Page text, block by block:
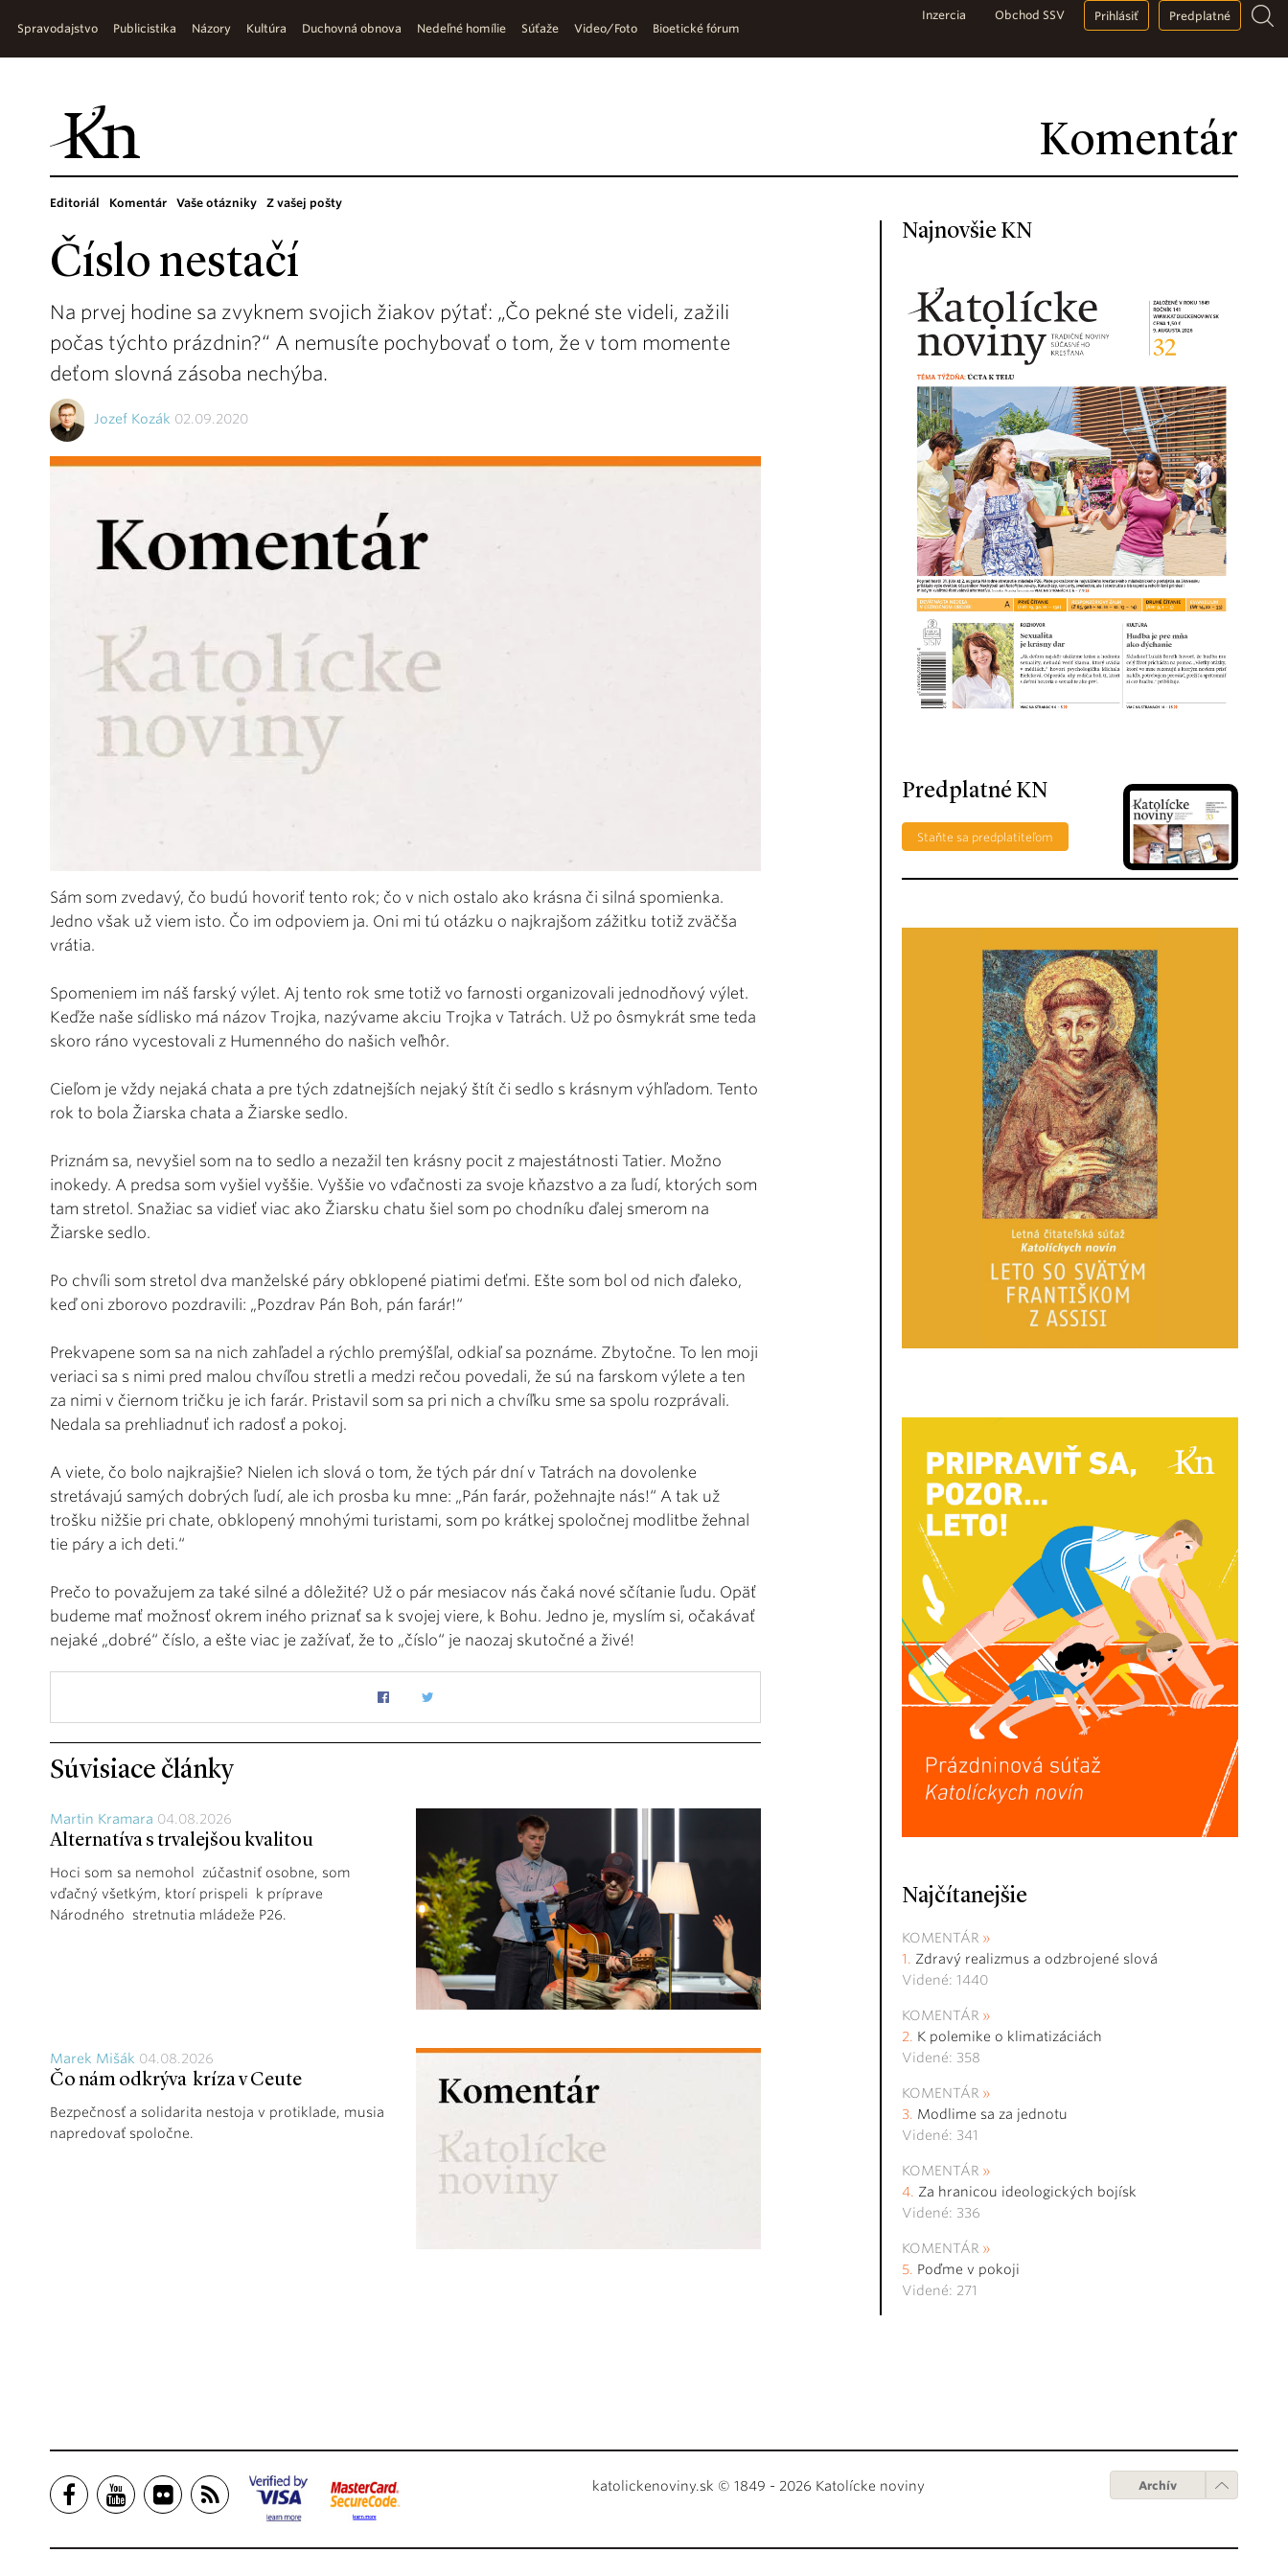
Komentár
Spravodajstvo Publicistika Názory Kultúra Duchovná obnova Nedeľné homílie Súťaže Video/Foto Bioetické fórum
Inzercia Obchod SSV Prihlásiť Predplatné
Editoriál Komentár Vaše otázniky Z vašej pošty
Číslo nestačí
Na prvej hodine sa zvyknem svojich žiakov pýtať: „Čo pekné ste videli, zažili
počas týchto prázdnin?“ A nemusíte pochybovať o tom, že v tom momente
deťom slovná zásoba nechýba.
Jozef Kozák 02.09.2020
Sám som zvedavý, čo budú hovoriť tento rok; čo v nich ostalo ako krásna či silná spomienka.
Jedno však už viem isto. Čo im odpoviem ja. Oni mi tú otázku o najkrajšom zážitku totiž zväčša
vrátia.
Spomeniem im náš farský výlet. Aj tento rok sme totiž vo farnosti organizovali jednodňový výlet.
Keďže naše sídlisko má názov Trojka, nazývame akciu Trojka v Tatrách. Už po ôsmykrát sme teda
skoro ráno vycestovali z Humenného do našich veľhôr.
Cieľom je vždy nejaká chata a pre tých zdatnejších nejaký štít či sedlo s krásnym výhľadom. Tento
rok to bola Žiarska chata a Žiarske sedlo.
Priznám sa, nevyšiel som na to sedlo a nezažil ten krásny pocit z majestátnosti Tatier. Možno
inokedy. A predsa som vyšiel vyššie. Vyššie vo vďačnosti za svoje kňazstvo a za ľudí, ktorých som
tam stretol. Snažiac sa vidieť viac ako Žiarsku chatu šiel som po chodníku ďalej smerom na
Žiarske sedlo.
Po chvíli som stretol dva manželské páry obklopené piatimi deťmi. Ešte som bol od nich ďaleko,
keď oni zborovo pozdravili: „Pozdrav Pán Boh, pán farár!“
Prekvapene som sa na nich zahľadel a rýchlo premýšľal, odkiaľ sa poznáme. Zbytočne. To len moji
veriaci sa s nimi pred malou chvíľou stretli a medzi rečou povedali, že sú na farskom výlete a ten
za nimi v čiernom tričku je ich farár. Pristavil som sa pri nich a chvíľku sme sa spolu rozprávali.
Nedala sa prehliadnuť ich radosť a pokoj.
A viete, čo bolo najkrajšie? Nielen ich slová o tom, že tých pár dní v Tatrách na dovolenke
stretávajú samých dobrých ľudí, ale ich prosba ku mne: „Pán farár, požehnajte nás!“ A tak už
trošku nižšie pri chate, obklopený mnohými turistami, som po krátkej spoločnej modlitbe žehnal
tie páry a ich deti.“
Prečo to považujem za také silné a dôležité? Už o pár mesiacov nás čaká nové sčítanie ľudu. Opäť
budeme mať možnosť okrem iného priznať sa k svojej viere, k Bohu. Jedno je, myslím si, očakávať
nejaké „dobré“ číslo, a ešte viac je zažívať, že to „číslo“ je naozaj skutočné a živé!
Súvisiace články
Martin Kramara 04.08.2026
Alternatíva s trvalejšou kvalitou
Hoci som sa nemohol zúčastniť osobne, som
vďačný všetkým, ktorí prispeli k príprave
Národného stretnutia mládeže P26.
Marek Mišák 04.08.2026
Čo nám odkrýva kríza v Ceute
Bezpečnosť a solidarita nestoja v protiklade, musia
napredovať spoločne.
Najnovšie KN
Predplatné KN
Staňte sa predplatiteľom
Najčítanejšie
KOMENTÁR
Zdravý realizmus a odzbrojené slová
Videné: 1440
KOMENTÁR
K polemike o klimatizáciách
Videné: 358
KOMENTÁR
Modlime sa za jednotu
Videné: 341
KOMENTÁR
Za hranicou ideologických bojísk
Videné: 336
KOMENTÁR
Poďme v pokoji
Videné: 271
katolickenoviny.sk © 1849 - 2026 Katolícke noviny Archív